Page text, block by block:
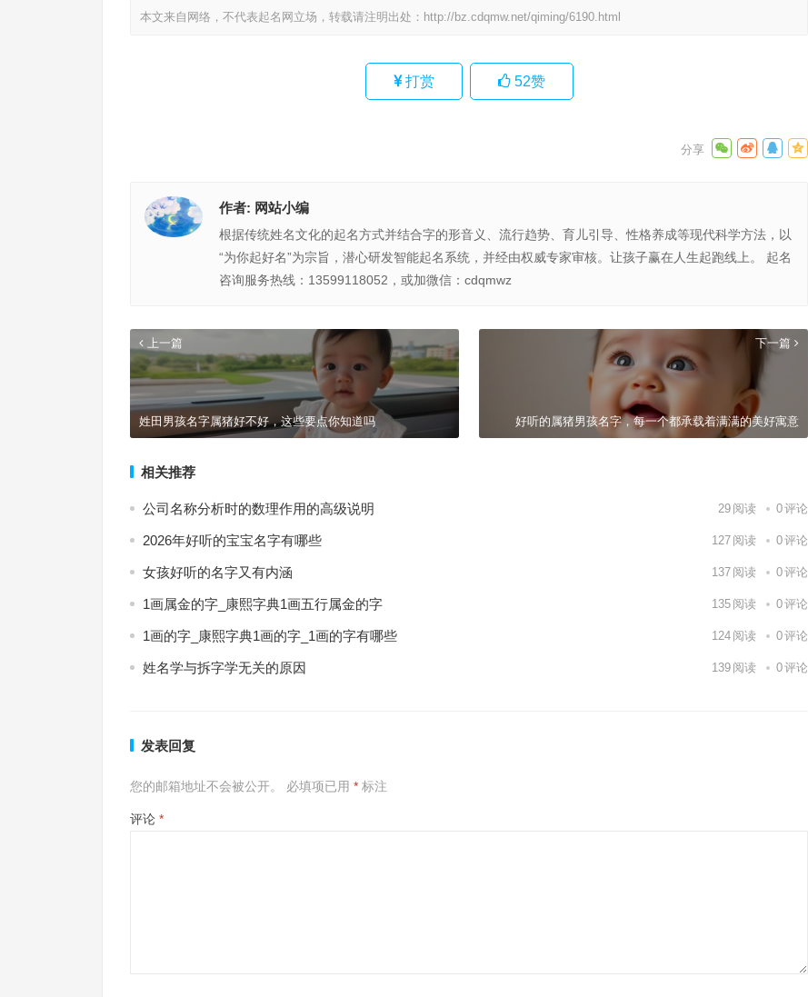
本文来自网络，不代表起名网立场，转载请注明出处： http://bz.cdqmw.net/qiming/6190.html
打赏 52赞
作者: 网站小编
根据传统姓名文化的起名方式并结合字的形音义、流行趋势、育儿引导、性格养成等现代科学方法，以
“为你起好名”为宗旨，潜心研发智能起名系统，并经由权威专家审核。让孩子赢在人生起跑线上。 起名
咨询服务热线：13599118052，或加微信：cdqmwz
上一篇
姓田男孩名字属猪好不好，这些要点你知道吗
下一篇
好听的属猪男孩名字，每一个都承载着满满的美好寓意
相关推荐
公司名称分析时的数理作用的高级说明 29 阅读 0评论
2026年好听的宝宝名字有哪些 127 阅读 0评论
女孩好听的名字又有内涵 137 阅读 0评论
1画属金的字_康熙字典1画五行属金的字 135 阅读 0评论
1画的字_康熙字典1画的字_1画的字有哪些 124 阅读 0评论
姓名学与拆字学无关的原因 139 阅读 0评论
发表回复
您的邮箱地址不会被公开。 必填项已用 * 标注
评论 *